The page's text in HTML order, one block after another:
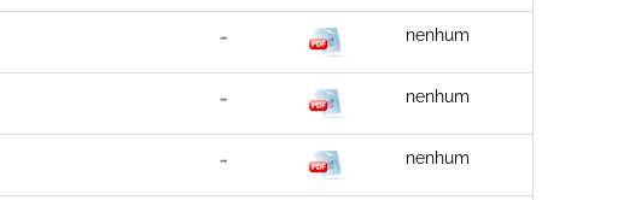
nenhum
nenhum
nenhum